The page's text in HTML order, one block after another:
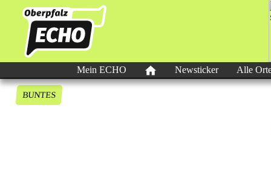
Mein ECHO Newsticker Alle
BUNTES